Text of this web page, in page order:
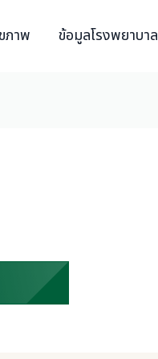
ภาพ ข้อมูลโรงพยาบาล